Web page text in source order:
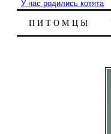
У нас родились котята
ПИТОМЦЫ